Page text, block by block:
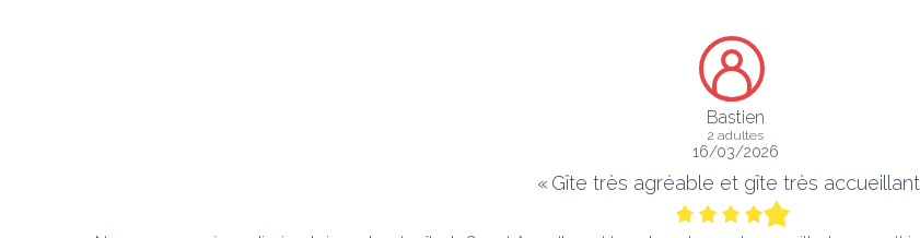
Bastien
2 adultes
16/03/2026
« Gîte très agréable et gîte très accueillant